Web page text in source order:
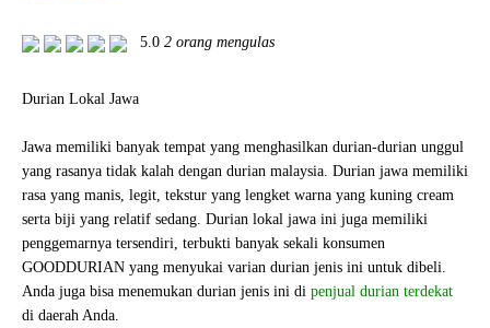
5.0 2 orang mengulas
Durian Lokal Jawa
Jawa memiliki banyak tempat yang menghasilkan durian-durian unggul
yang rasanya tidak kalah dengan durian malaysia. Durian jawa memiliki
rasa yang manis, legit, tekstur yang lengket warna yang kuning cream
serta biji yang relatif sedang. Durian lokal jawa ini juga memiliki
penggemarnya tersendiri, terbukti banyak sekali konsumen
GOODDURIAN yang menyukai varian durian jenis ini untuk dibeli.
Anda juga bisa menemukan durian jenis ini di penjual durian terdekat
di daerah Anda.